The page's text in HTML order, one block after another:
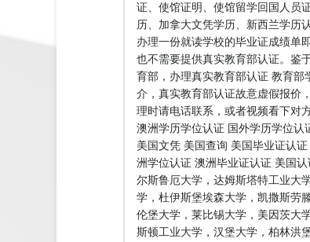
证、使馆证明、使馆留学回国人员
历、加拿大文凭学历、新西兰学历
办理一份就读学校的毕业证成绩单
也不需要提供真实教育部认证。鉴
育部，办理真实教育部认证 教育
介，真实教育部认证故意虚假报价
理时请电话联系，或者视频看下对
澳洲学历学位认证 国外学历学位
美国文凭 美国查询 美国毕业证认
洲学位认证 澳洲毕业证认证 美国
尔斯鲁厄大学，达姆斯塔特工业大
学，杜伊斯堡埃森大学，凯撒斯劳
伦堡大学，莱比锡大学，美因茨大
斯顿工业大学，汉堡大学，柏林洪